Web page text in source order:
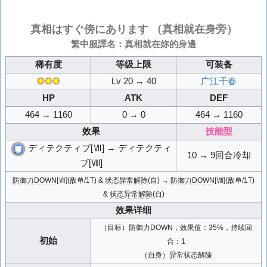
真相はすぐ傍にあります（真相就在身旁）
繁中服譯名：真相就在妳的身邊
稀有度 等级上限
可装备
✸✸✸
Lv 20 → 40
广江千春
HP
ATK
DEF
464 → 1160
0 → 0
464 → 1160
效果
技能型
ディテクティブ[Ⅶ] → ディテクティ
ブ[Ⅷ]
10 → 9回合冷却
防御力DOWN [Ⅶ](敌单/1T) & 状态异常解除(自) → 防御力DOWN [Ⅷ](敌单/1T)
& 状态异常解除(自)
效果详细
初始
（目标）防御力DOWN，效果值：35%，持续回
合：1
（自身）异常状态解除